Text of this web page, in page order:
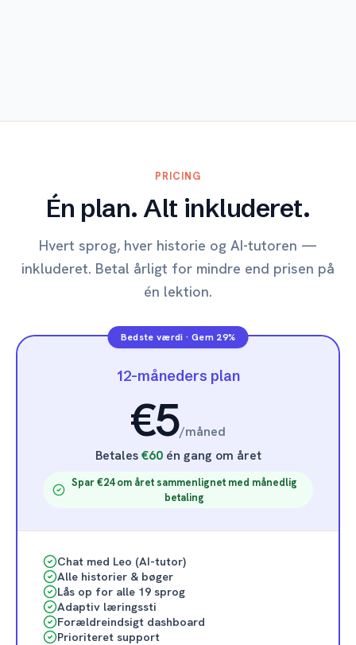
PRICING
Én plan. Alt inkluderet.
Hvert sprog, hver historie og AI-tutoren —
inkluderet. Betal årligt for mindre end prisen på
én lektion.
Bedste værdi · Gem 29%
12-måneders plan
€5/måned
Betales€60én gang om året
Spar €24 om året sammenlignet med månedlig
betaling
Chat med Leo (AI-tutor)
Alle historier & bøger
Lås op for alle 19 sprog
Adaptiv læringssti
Forældreindsigt dashboard
Prioriteret support